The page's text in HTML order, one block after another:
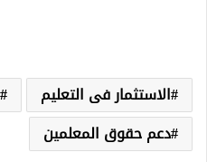
الاستثمار فى التعليم
دعم حقوق المعلمين